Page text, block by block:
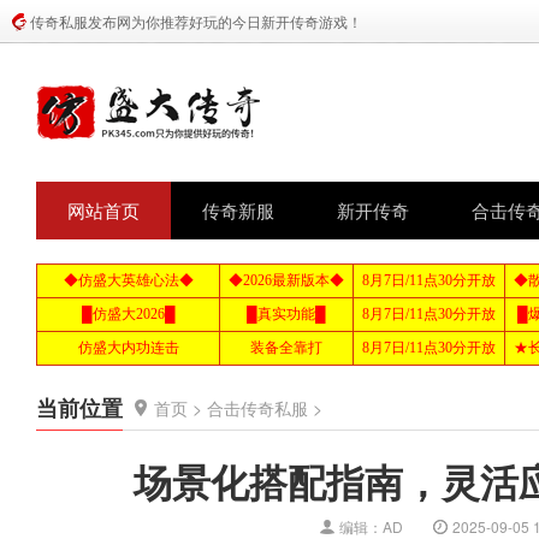
传奇私服发布网为你推荐好玩的今日新开传奇游戏！
网站首页 传奇新服 新开传奇 合击传
当前位置 首页 > 合击传奇私服 >
场景化搭配指南，灵活
编辑：AD 2025-09-05